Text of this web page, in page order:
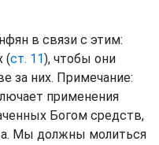
в связи с этим:
(ст. 11), чтобы они
за них. Примечание:
применения
Богом средств,
Мы должны молиться